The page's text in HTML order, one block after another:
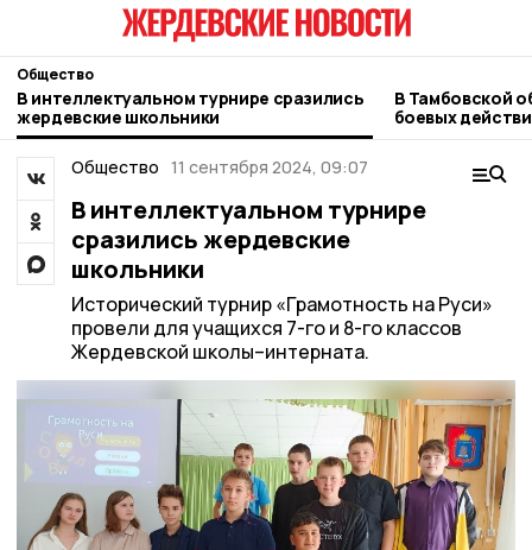
Общество
В интеллектуальном турнире сразились
жердевские школьники
В Тамбовской
боевых
бизнес
Общество 11 сентября 2024, 09:07
В интеллектуальном турнире
сразились жердевские
школьники
Исторический турнир «Грамотность на Руси»
провели для учащихся 7-го и 8-го классов
Жердевской школы–интерната.